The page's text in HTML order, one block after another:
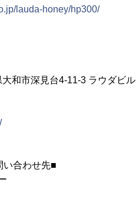
lauda-honey/hp300/
和市深見台4-11-3 ラウダビル
い合わせ先■